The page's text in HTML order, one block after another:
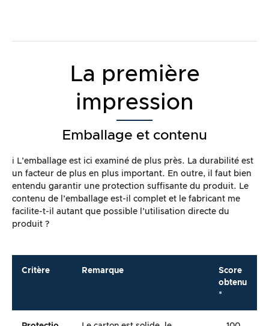
La première
impression
Emballage et contenu
ℹ️ L’emballage est ici examiné de plus près. La durabilité est
un facteur de plus en plus important. En outre, il faut bien
entendu garantir une protection suffisante du produit. Le
contenu de l’emballage est-il complet et le fabricant me
facilite-t-il autant que possible l’utilisation directe du
produit ?
Critère Remarque
Score
obtenu
*